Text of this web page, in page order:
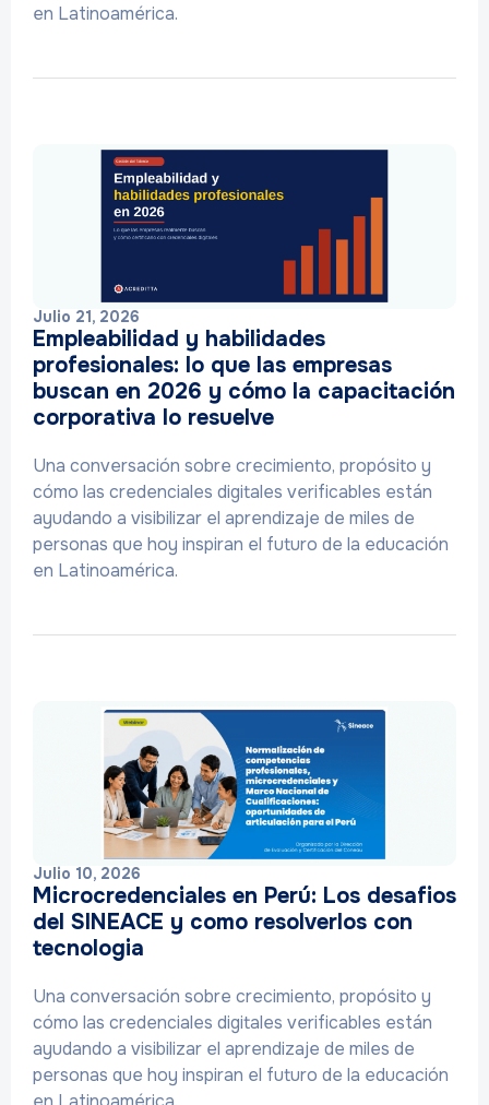
en Latinoamérica.
Julio 21, 2026
Empleabilidad y habilidades
profesionales: lo que las empresas
buscan en 2026 y cómo la capacitación
corporativa lo resuelve
Una conversación sobre crecimiento, propósito y
cómo las credenciales digitales verificables están
ayudando a visibilizar el aprendizaje de miles de
personas que hoy inspiran el futuro de la educación
en Latinoamérica.
Julio 10, 2026
Microcredenciales en Perú: Los desafios
del SINEACE y como resolverlos con
tecnologia
Una conversación sobre crecimiento, propósito y
cómo las credenciales digitales verificables están
ayudando a visibilizar el aprendizaje de miles de
personas que hoy inspiran el futuro de la educación